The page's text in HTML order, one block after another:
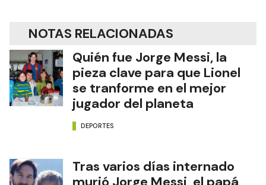
NOTAS RELACIONADAS
Quién fue Jorge Messi, la
pieza clave para que Lionel
se tranforme en el mejor
jugador del planeta
DEPORTES
Tras varios días internado